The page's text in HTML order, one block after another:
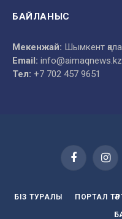
БАЙЛАНЫС
Мекенжай: Шымкент
Email: info@aimaqnews.kz
Тел: +7 702 457 9651
Facebook
БІЗ ТУРАЛЫ ПОРТАЛ